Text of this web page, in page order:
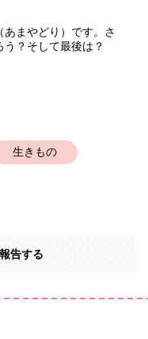
まやどり）です。さ
？そして最後は？
生きもの
告する